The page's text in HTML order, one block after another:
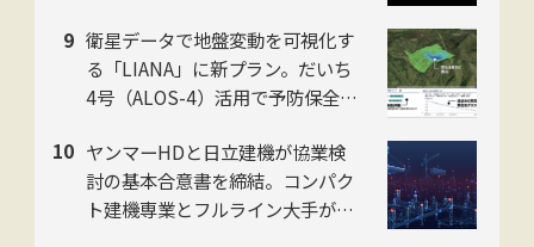
進化を加速
衛星データで地盤変動を可視化す
る「LIANA」に新プラン。だいち
4号（ALOS-4）活用で予防保全を
ン・日本工営の3社
ヤンマーHDと日立建機が協業検
討の基本合意書を締結。コンパク
ト建機専業とフルライン大手がタ